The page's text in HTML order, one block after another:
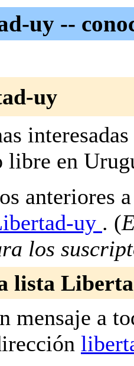
uy --
uy
libre en
anteriores
uy . (
los
lista
mensaje a